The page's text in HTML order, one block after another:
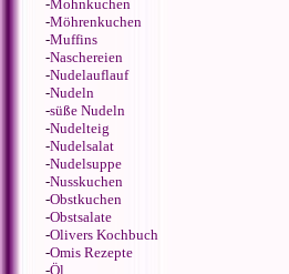
-Mohnkuchen
-Möhrenkuchen
-Muffins
-Naschereien
-Nudelauflauf
-Nudeln
-süße Nudeln
-Nudelteig
-Nudelsalat
-Nudelsuppe
-Nusskuchen
-Obstkuchen
-Obstsalate
-Olivers Kochbuch
-Omis Rezepte
-Öl